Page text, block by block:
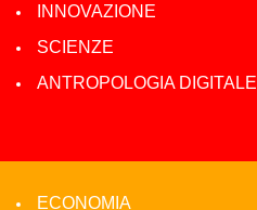
INNOVAZIONE
SCIENZE
ANTROPOLOGIA DIGITALE
ECONOMIA